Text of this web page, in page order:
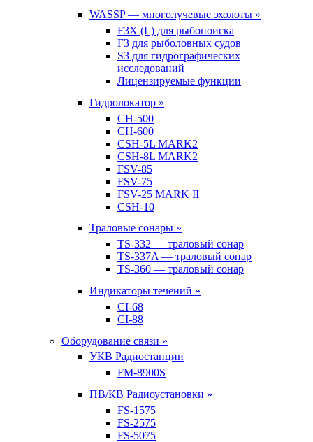
WASSP — многолучевые эхолоты »
F3X (L) для рыбопоиска
F3 для рыболовных судов
S3 для гидрографических
исследований
Лицензируемые функции
Гидролокатор »
CH-500
CH-600
CSH-5L MARK2
CSH-8L MARK2
FSV-85
FSV-75
FSV-25 MARK II
CSH-10
Траловые сонары »
TS-332 — траловый сонар
TS-337A — траловый сонар
TS-360 — траловый сонар
Индикаторы течений »
CI-68
CI-88
Оборудование связи »
УКВ Радиостанции
FM-8900S
ПВ/КВ Радиоустановки »
FS-1575
FS-2575
FS-5075